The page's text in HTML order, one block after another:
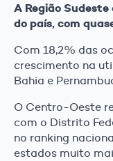
A Região
do país, com
Com 18,2% das
crescimento na
Bahia e
O Centro-Oeste
com o Distrito
no ranking
estados muito